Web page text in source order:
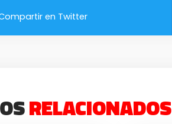
en Twitter
RELACIONADOS